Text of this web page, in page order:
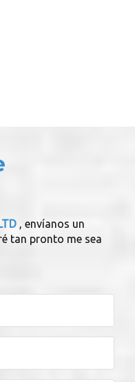
, envíanos un
tan pronto me sea